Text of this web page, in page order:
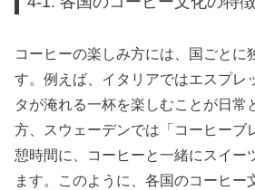
コーヒーの楽しみ方には、国ごとに
す。例えば、イタリアではエスプレ
タが淹れる一杯を楽しむことが日常
方、スウェーデンでは「コーヒーブ
憩時間に、コーヒーと一緒にスイー
ます。このように、各国のコーヒー